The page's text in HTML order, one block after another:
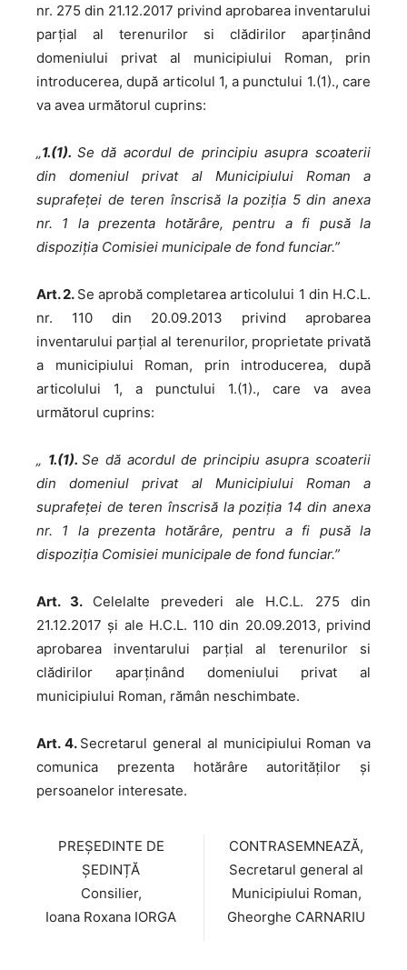
nr. 275 din 21.12.2017 privind aprobarea inventarului
parțial al terenurilor si clădirilor aparținând
domeniului privat al municipiului Roman, prin
introducerea, după articolul 1, a punctului 1.(1)., care
va avea următorul cuprins:
„1.(1). Se dă acordul de principiu asupra scoaterii
din domeniul privat al Municipiului Roman a
suprafeței de teren înscrisă la poziția 5 din anexa
nr. 1 la prezenta hotărâre, pentru a fi pusă la
dispoziția Comisiei municipale de fond funciar.”
Art. 2. Se aprobă completarea articolului 1 din H.C.L.
nr. 110 din 20.09.2013 privind aprobarea
inventarului parțial al terenurilor, proprietate privată
a municipiului Roman, prin introducerea, după
articolului 1, a punctului 1.(1)., care va avea
următorul cuprins:
„ 1.(1).Se dă acordul de principiu asupra scoaterii
din domeniul privat al Municipiului Roman a
suprafeței de teren înscrisă la poziția 14 din anexa
nr. 1 la prezenta hotărâre, pentru a fi pusă la
dispoziția Comisiei municipale de fond funciar.”
Art. 3. Celelalte prevederi ale H.C.L. 275 din
21.12.2017 și ale H.C.L. 110 din 20.09.2013, privind
aprobarea inventarului parțial al terenurilor si
clădirilor aparținând domeniului privat al
municipiului Roman, rămân neschimbate.
Art. 4. Secretarul general al municipiului Roman va
comunica prezenta hotărâre autorităților și
persoanelor interesate.
PREȘEDINTE DE
ȘEDINȚĂ
Consilier,
Ioana Roxana IORGA
CONTRASEMNEAZĂ,
Secretarul general al
Municipiului Roman,
Gheorghe CARNARIU